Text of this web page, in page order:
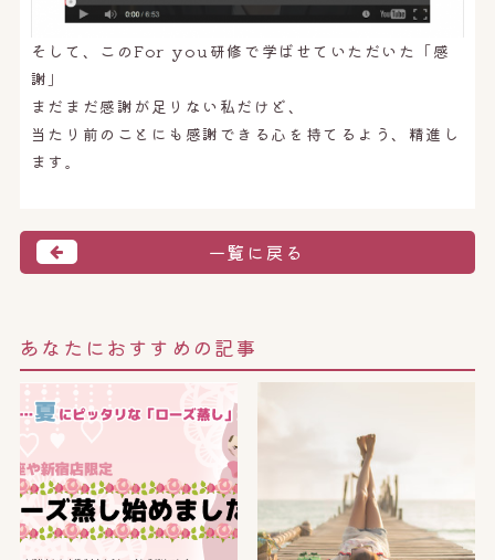
そして、このFor you研修で学ばせていただいた「感
謝」
まだまだ感謝が足りない私だけど、
当たり前のことにも感謝できる心を持てるよう、精進し
ます。
一覧に戻る
あなたにおすすめの記事